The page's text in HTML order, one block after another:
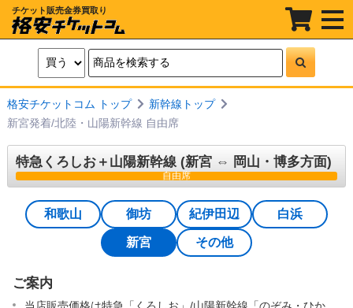
チケット販売金券買取り
t
o
g
n
a
o
格安チケットコム トップ
新幹線トップ
新宮発着/北陸・山陽新幹線 自由席
特急くろしお＋山陽新幹線 (新宮 ⇔ 岡山・博多方面)
自由席
和歌山 御坊 紀伊田辺 白浜
新宮 その他
ご案内
当店販売価格は特急「くろしお」/山陽新幹線「のぞみ・ひか